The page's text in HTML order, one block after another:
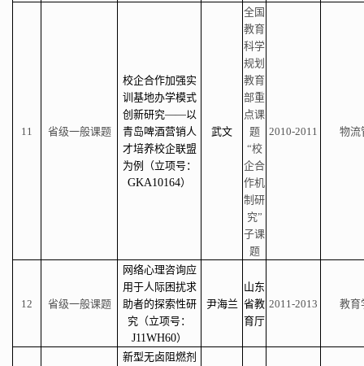
11 省级一般课题
校企合作加强实
训基地办学模式
创新研究——以
青岛啤酒营销人
才培养校企联盟
为例（立项号：
GKA10164）
武文
全国
教育
科学
规划
教育
部重
点课
题
“校
企合
作机
制研
究”
子课
题
2010-2011 物流
12 省级一般课题
网络心理咨询应
用于人际困扰求
助者的探索性研
究（立项号：
J11WH60）
尹海兰
山东
省教
育厅
2011-2013 教育
新型无卤阻燃剂